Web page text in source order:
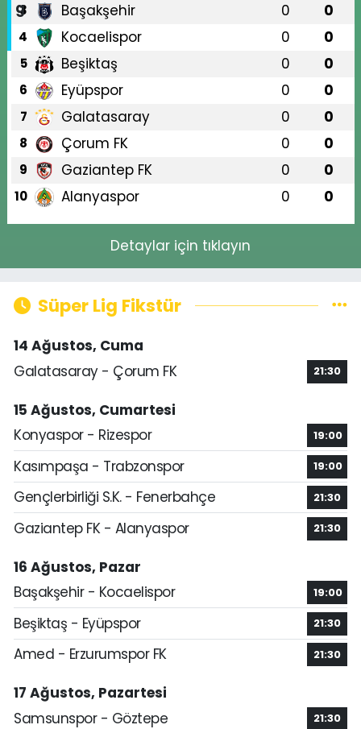
3 Başakşehir 0 0
4 Kocaelispor 0 0
5 Beşiktaş 0 0
6 Eyüpspor 0 0
7 Galatasaray 0 0
8 Çorum FK 0 0
9 Gaziantep FK 0 0
10 Alanyaspor 0 0
Detaylar için tıklayın
Süper Lig Fikstür
14 Ağustos, Cuma
Galatasaray - Çorum FK
21:30
15 Ağustos, Cumartesi
Konyaspor - Rizespor
19:00
Kasımpaşa - Trabzonspor 19:00
Gençlerbirliği S.K. - Fenerbahçe 21:30
Gaziantep FK - Alanyaspor 21:30
16 Ağustos, Pazar
Başakşehir - Kocaelispor
19:00
Beşiktaş - Eyüpspor 21:30
Amed - Erzurumspor FK 21:30
17 Ağustos, Pazartesi
Samsunspor - Göztepe
21:30